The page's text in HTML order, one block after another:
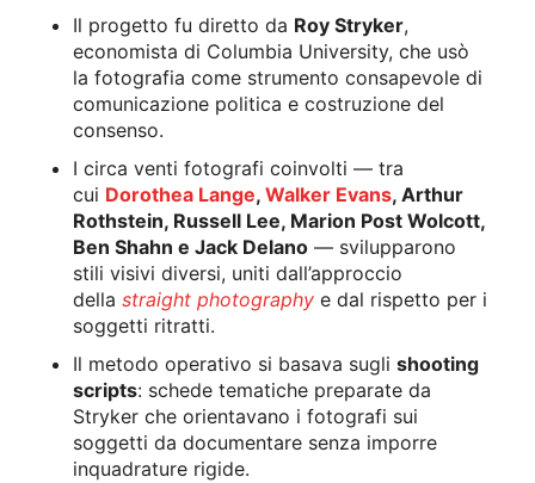
Il progetto fu diretto da Roy Stryker,
economista di Columbia University, che usò
la fotografia come strumento consapevole di
comunicazione politica e costruzione del
consenso.
I circa venti fotografi coinvolti — tra
cui Dorothea Lange, Walker Evans, Arthur
Rothstein, Russell Lee, Marion Post Wolcott,
Ben Shahn e Jack Delano — svilupparono
stili visivi diversi, uniti dall’approccio
della straight photography e dal rispetto per i
soggetti ritratti.
Il metodo operativo si basava sugli shooting
scripts: schede tematiche preparate da
Stryker che orientavano i fotografi sui
soggetti da documentare senza imporre
inquadrature rigide.